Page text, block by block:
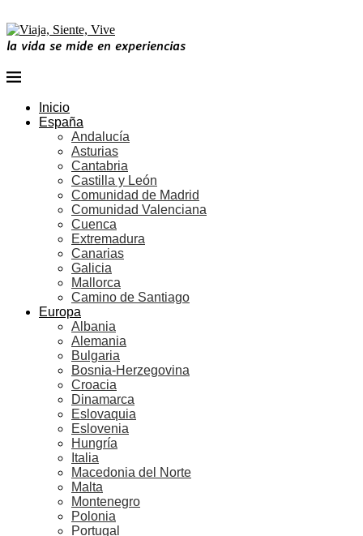
la vida se mide en experiencias
Inicio
España
Andalucía
Asturias
Cantabria
Castilla y León
Comunidad de Madrid
Comunidad Valenciana
Cuenca
Extremadura
Canarias
Galicia
Mallorca
Camino de Santiago
Europa
Albania
Alemania
Bulgaria
Bosnia-Herzegovina
Croacia
Dinamarca
Eslovaquia
Eslovenia
Hungría
Italia
Macedonia del Norte
Malta
Montenegro
Polonia
Portugal